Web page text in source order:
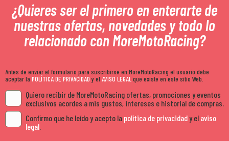
¿Quieres ser el primero en enterarte de
nuestras ofertas, novedades y todo lo
relacionado con MoreMotoRacing?
Antes de enviar el formulario para suscribirse en MoreMotoRacing el usuario debe
aceptar la POLÍTICA DE PRIVACIDADy el AVISO LEGALque existe en este sitio Web.
Quiero recibir de MoreMotoRacing ofertas, promociones y eventos
exclusivos acordes a mis gustos, intereses e historial de compras.
Confirmo que he leído y acepto la política de privacidady el aviso
legal.